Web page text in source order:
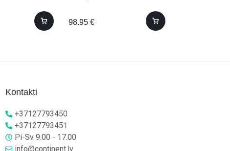
98.95 €
Kontakti
+37127793450
+37127793451
Pi-Sv 9.00 - 17.00
info@continent.lv